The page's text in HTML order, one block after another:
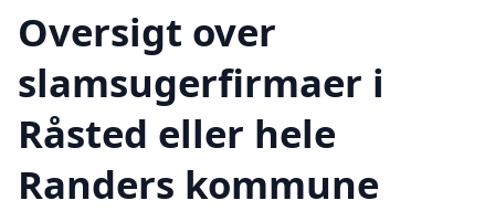
Oversigt over
slamsugerfirmaer i
Råsted eller hele
Randers kommune